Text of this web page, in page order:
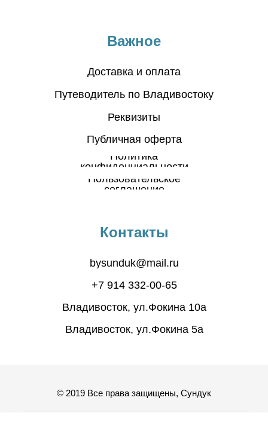
Важное
Путеводитель по Владивостоку
Доставка и оплата
Реквизиты
Публичная оферта
Пользовательское
соглашение
Политика
конфиденциальности
Контакты
bysunduk@mail.ru
+7 914 332-00-65
Владивосток, ул.Фокина 10а
Владивосток, ул.Фокина 5а
© 2019 Все права защищены, Сундук